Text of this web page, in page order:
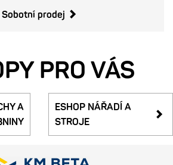
Sobotní prodej
PRO VÁS
A
ESHOP NÁŘADÍ A
STROJE